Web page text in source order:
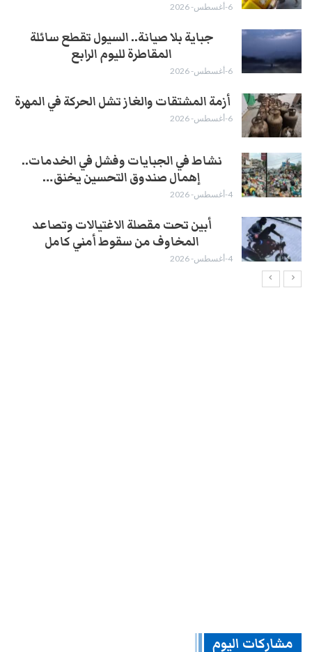
6-أغسطس- 2026
جباية بلا صيانة.. السيول تقطع سائلة
المقاطرة لليوم الرابع
6-أغسطس- 2026
أزمة المشتقات والغاز تشل الحركة في المهرة ​
6-أغسطس- 2026
نشاط في الجبايات وفشل في الخدمات..
إهمال صندوق التحسين يخنق…
4-أغسطس- 2026
أبين تحت مقصلة الاغتيالات وتصاعد
المخاوف من سقوط أمني كامل
4-أغسطس- 2026
مشاركات اليوم